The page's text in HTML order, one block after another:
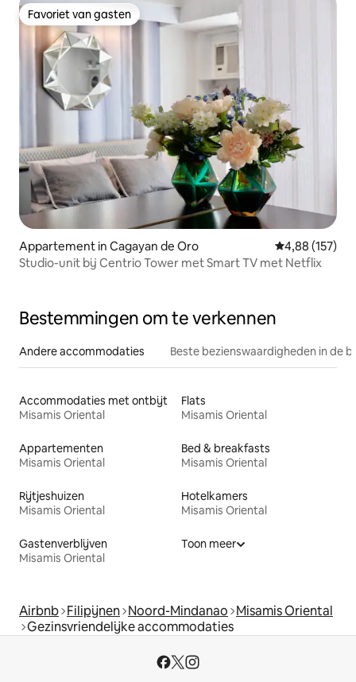
Favoriet van gasten
Favoriet van gasten
Appartement in Cagayan de Oro Gemiddelde
4,88 (157)
Studio-unit bij Centrio Tower met Smart TV met Netflix
Bestemmingen om te verkennen
Andere accommodaties Beste bezienswaardigheden in de
Accommodaties met ontbijt
Misamis Oriental
Flats
Misamis Oriental
Appartementen
Misamis Oriental
Bed & breakfasts
Misamis Oriental
Rijtjeshuizen
Misamis Oriental
Hotelkamers
Misamis Oriental
Gastenverblijven
Misamis Oriental
Toon meer
Airbnb Filipijnen Noord-Mindanao Misamis Oriental
Gezinsvriendelijke accommodaties